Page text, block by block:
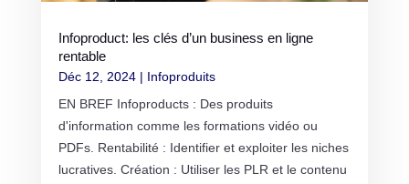
Infoproduct: les clés d’un business en ligne
rentable
Déc 12, 2024| Infoproduits
EN BREF Infoproducts : Des produits
d'information comme les formations vidéo ou
PDFs. Rentabilité : Identifier et exploiter les niches
lucratives. Création : Utiliser les PLR et le contenu